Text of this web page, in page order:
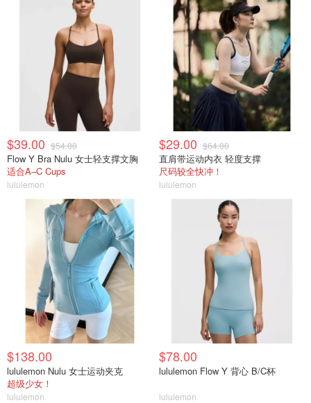
$39.00 $54.00
Flow Y Bra Nulu 女士轻支撑文胸
适合A–C Cups
lululemon
$29.00 $64.00
直肩带运动内衣 轻度支撑
尺码较全快冲！
lululemon
$138.00
lululemon Nulu 女士运动夹克
超级少女！
lululemon
$78.00
lululemon Flow Y 背心 B/C杯
lululemon